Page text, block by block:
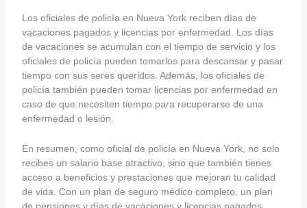
Los oficiales de policía en Nueva York reciben días de
vacaciones pagados y licencias por enfermedad. Los días
de vacaciones se acumulan con el tiempo de servicio y los
oficiales de policía pueden tomarlos para descansar y pasar
tiempo con sus seres queridos. Además, los oficiales de
policía también pueden tomar licencias por enfermedad en
caso de que necesiten tiempo para recuperarse de una
enfermedad o lesión.
En resumen, como oficial de policía en Nueva York, no solo
recibes un salario base atractivo, sino que también tienes
acceso a beneficios y prestaciones que mejoran tu calidad
de vida. Con un plan de seguro médico completo, un plan
de pensiones y días de vacaciones y licencias pagados,